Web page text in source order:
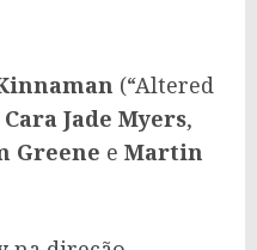
(“Altered
Cara Jade Myers,
Greene e Martin